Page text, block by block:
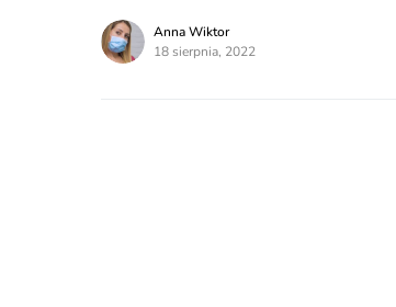
Anna Wiktor
18 sierpnia, 2022